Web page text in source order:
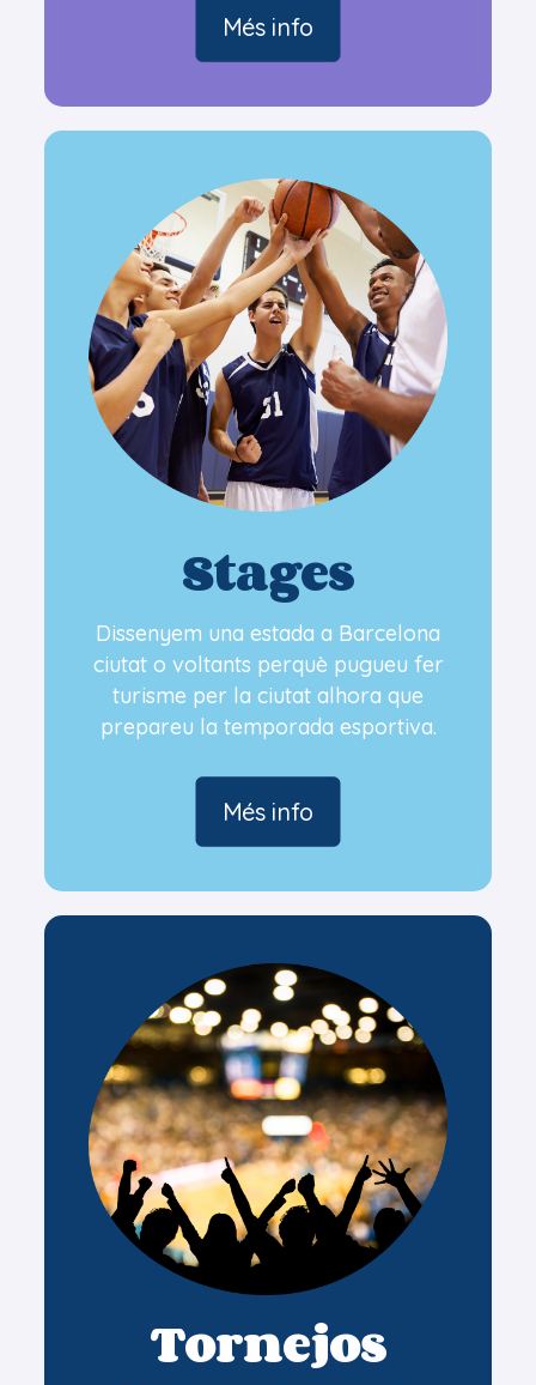
Més info
Stages
Dissenyem una estada a Barcelona
ciutat o voltants perquè pugueu fer
turisme per la ciutat alhora que
prepareu la temporada esportiva.
Més info
Tornejos